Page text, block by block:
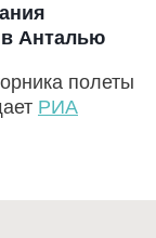
Анталью
полеты
РИА